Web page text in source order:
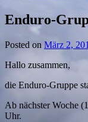
Enduro-
Posted on März 2,
Hallo zusammen,
die Enduro-Gruppe
Ab nächster Woche
Uhr.